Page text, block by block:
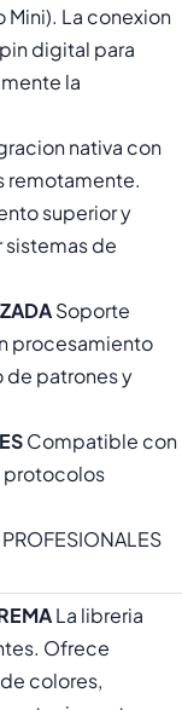
Mini). La conexion
digital para
la
nativa con
remotamente.
superior y
de
Soporte
procesamiento
de patrones y
Compatible con
protocolos
La libreria
Ofrece
colores,